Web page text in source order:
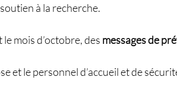
à la recherche.
mois d’octobre, des messages de
et le personnel d’accueil et de